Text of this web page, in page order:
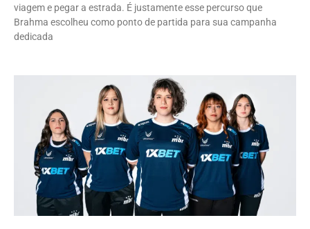
viagem e pegar a estrada. É justamente esse percurso que
Brahma escolheu como ponto de partida para sua campanha
dedicada